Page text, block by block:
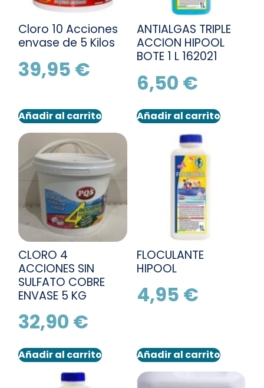
Cloro 10 Acciones
envase de 5 Kilos
39,95 €
Añadir al carrito
ANTIALGAS TRIPLE
ACCION HIPOOL
BOTE 1 L 162021
6,50 €
Añadir al carrito
CLORO 4
ACCIONES SIN
SULFATO COBRE
ENVASE 5 KG
32,90 €
Añadir al carrito
FLOCULANTE
HIPOOL
4,95 €
Añadir al carrito